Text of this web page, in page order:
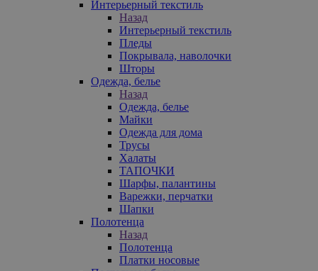
Интерьерный текстиль
Назад
Интерьерный текстиль
Пледы
Покрывала, наволочки
Шторы
Одежда, белье
Назад
Одежда, белье
Майки
Одежда для дома
Трусы
Халаты
ТАПОЧКИ
Шарфы, палантины
Варежки, перчатки
Шапки
Полотенца
Назад
Полотенца
Платки носовые